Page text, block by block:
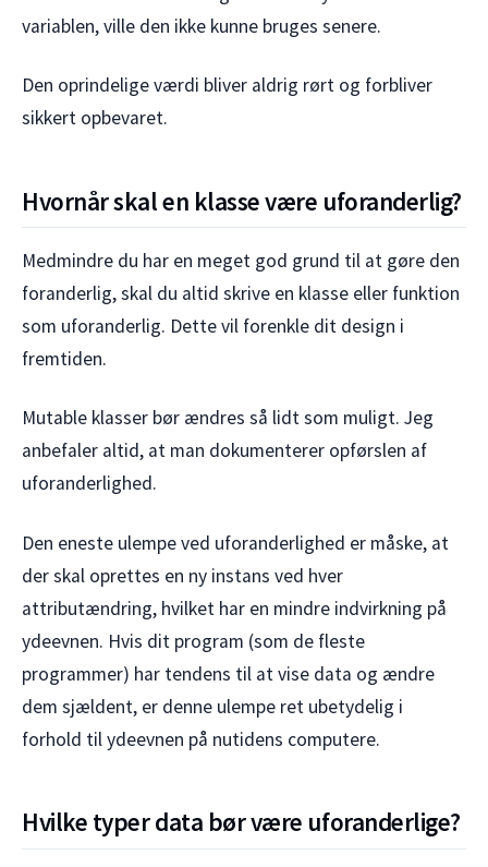
variablen, ville den ikke kunne bruges senere.
Den oprindelige værdi bliver aldrig rørt og forbliver
sikkert opbevaret.
Hvornår skal en klasse være uforanderlig?
Medmindre du har en meget god grund til at gøre den
foranderlig, skal du altid skrive en klasse eller funktion
som uforanderlig. Dette vil forenkle dit design i
fremtiden.
Mutable klasser bør ændres så lidt som muligt. Jeg
anbefaler altid, at man dokumenterer opførslen af
uforanderlighed.
Den eneste ulempe ved uforanderlighed er måske, at
der skal oprettes en ny instans ved hver
attributændring, hvilket har en mindre indvirkning på
ydeevnen. Hvis dit program (som de fleste
programmer) har tendens til at vise data og ændre
dem sjældent, er denne ulempe ret ubetydelig i
forhold til ydeevnen på nutidens computere.
Hvilke typer data bør være uforanderlige?